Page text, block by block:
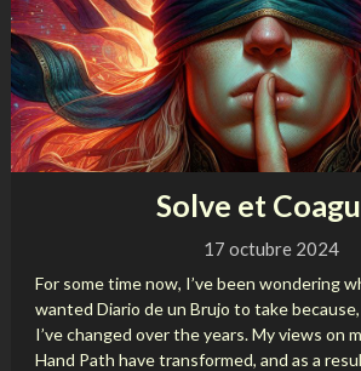
Solve et
17 octubre 2024
For some time now, I’ve been wondering
wanted Diario de un Brujo to take because,
I’ve changed over the years. My views on
Hand Path have transformed, and as a